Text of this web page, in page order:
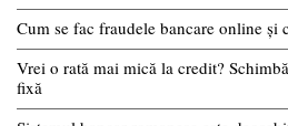
Cum se fac fraudele bancare online și
Vrei o rată mai mică la credit?
fixă